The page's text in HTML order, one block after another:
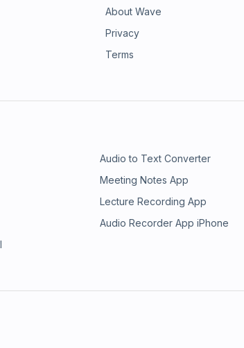
About Wave
Privacy
Terms
Audio to Text Converter
Meeting Notes App
Lecture Recording App
Audio Recorder App iPhone